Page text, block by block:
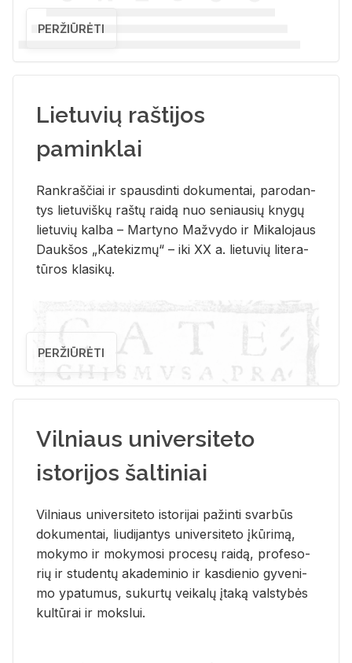
PERŽIŪRĖTI
Lietuvių raštijos
paminklai
Rank­raš­čiai ir spaus­din­ti do­ku­men­tai, pa­ro­dan­
tys lie­tu­viš­kų raš­tų rai­dą nuo se­niau­sių kny­gų
lie­tu­vių kal­ba – Mar­ty­no Ma­žvy­do ir Mi­ka­lo­jaus
Dauk­šos „Ka­te­kiz­mų“ – iki XX a. lie­tu­vių li­te­ra­
tū­ros kla­si­kų.
PERŽIŪRĖTI
Vilniaus universiteto
istorijos šaltiniai
Vil­niaus uni­ver­si­te­to is­to­ri­jai pa­žin­ti svar­būs
do­ku­men­tai, liu­di­jan­tys uni­ver­si­te­to įkū­ri­mą,
mo­ky­mo ir mo­ky­mo­si pro­ce­sų rai­dą, pro­fe­so­
rių ir stu­den­tų aka­de­mi­nio ir kas­die­nio gy­ve­ni­
mo ypa­tu­mus, su­kur­tų vei­ka­lų įta­ką vals­ty­bės
kul­tū­rai ir moks­lui.